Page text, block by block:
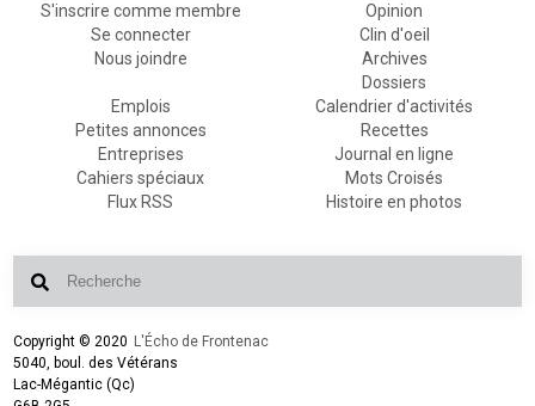
S'inscrire comme membre
Se connecter
Nous joindre
Opinion
Clin d'oeil
Archives
Dossiers
Emplois
Petites annonces
Entreprises
Cahiers spéciaux
Flux RSS
Calendrier d'activités
Recettes
Journal en ligne
Mots Croisés
Histoire en photos
Copyright © 2020 L'Écho de Frontenac
5040, boul. des Vétérans
Lac-Mégantic (Qc)